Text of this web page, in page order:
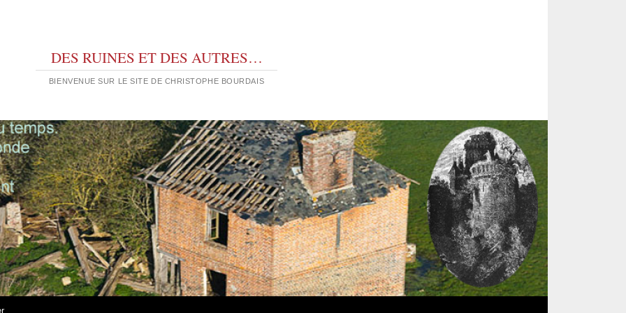
DES RUINES ET DES AUTRES…
BIENVENUE SUR LE SITE DE CHRISTOPHE BOURDAIS